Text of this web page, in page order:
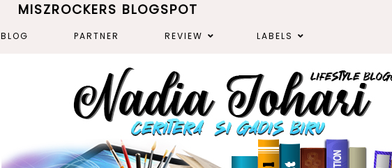
MISZROCKERS BLOGSPOT
BLOG PARTNER REVIEW LABELS